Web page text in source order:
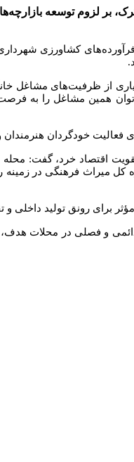
لزوم توسعه
کشاورزی شهرداری
از ظرفیت‌های مشاغل
همین مشاغل را به
خودگردان هنرمندان
اقتصاد خرد، گفت:
فرهنگی در زمینه
برای رونق تولید داخلی و
دائمی و فصلی در محلات